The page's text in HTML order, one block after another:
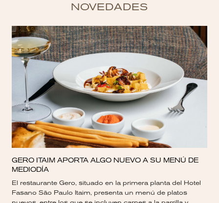
NOVEDADES
GERO ITAIM APORTA ALGO NUEVO A SU MENÚ DE
MEDIODÍA
El restaurante Gero, situado en la primera planta del Hotel
Fasano São Paulo Itaim, presenta un menú de platos